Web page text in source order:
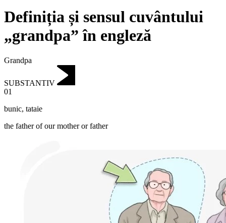
Definiția și sensul cuvântului
„grandpa” în engleză
Grandpa
SUBSTANTIV
01
bunic, tataie
the father of our mother or father